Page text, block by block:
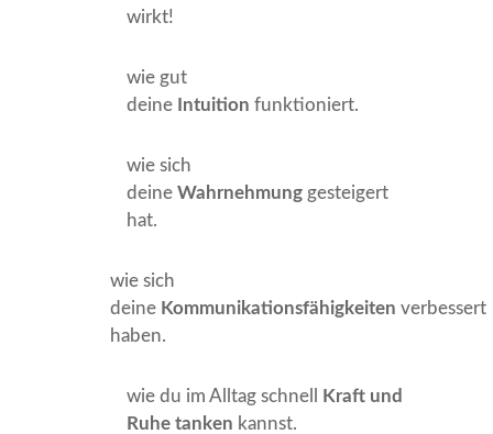
wirkt!
wie gut
deine
Intuition funktioniert.
wie sich
deine Wahrnehmung gesteigert
hat.
wie sich
deine Kommunikationsfähigkeiten verbessert
haben.
wie du im Alltag schnell
Kraft und
Ruhe tanken kannst.